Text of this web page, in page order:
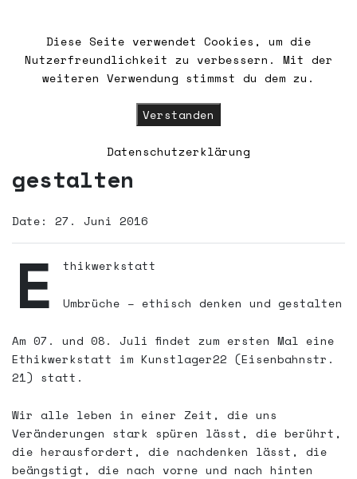
HOME
WALDSCHLÖSSCHEN
FÖRDERMITGLIEDSCHAFT
UNSERE GÄSTE
NEWSLETTER
SELBSTVERSTÄNDNIS /
DATENSCHUTZERKLÄRUNG
Ethikwerkstatt Umbrüche
– ethisch denken und
gestalten
Date: 27. Juni 2016
E thikwerkstatt
Umbrüche – ethisch denken und gestalten
Am 07. und 08. Juli findet zum ersten Mal eine
Ethikwerkstatt im Kunstlager22 (Eisenbahnstr.
21) statt.
Wir alle leben in einer Zeit, die uns
Veränderungen stark spüren lässt, die berührt,
die herausfordert, die nachdenken lässt, die
beängstigt, die nach vorne und nach hinten
Diese Seite verwendet Cookies, um die
Nutzerfreundlichkeit zu verbessern. Mit der
weiteren Verwendung stimmst du dem zu.
Verstanden
Datenschutzerklärung